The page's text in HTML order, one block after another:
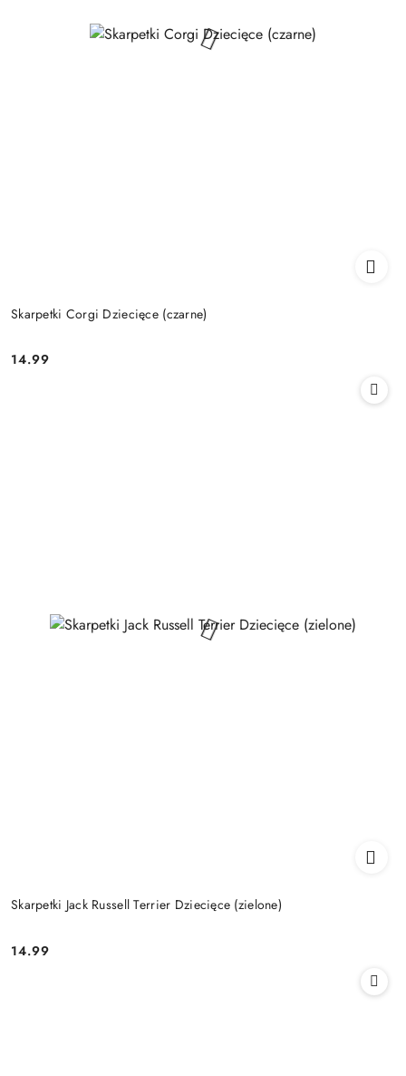
Skarpetki Corgi Dziecięce (czarne)
Cena:
14.99
Skarpetki Jack Russell Terrier Dziecięce (zielone)
Cena:
14.99